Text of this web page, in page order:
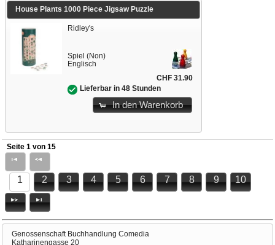
House Plants 1000 Piece Jigsaw Puzzle
Ridley's
Spiel (Non)
Englisch
CHF 31.90
Lieferbar in 48 Stunden
In den Warenkorb
Seite 1 von 15
1 2 3 4 5 6 7 8 9 10
Genossenschaft Buchhandlung Comedia
Katharinengasse 20